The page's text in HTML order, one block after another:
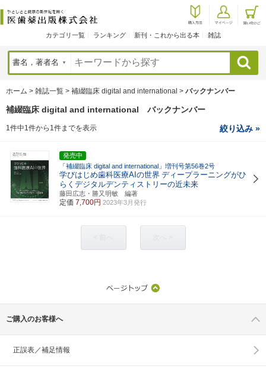
カテゴリ一覧 ランキング 新刊・これから出る本 雑誌
検索
ホーム > 雑誌一覧 > 補綴臨床 digital and international > バックナンバー
補綴臨床 digital and international バックナンバー
1件中1件から1件までを表示 絞り込み »
発売中
「補綴臨床 digital and international」増刊号第56巻2号
学びはじめ歯科医療AIの世界 ディープラーニングがひ
らくデジタルデンティストリーの近未来
藤田広志・勝又明敏 編著
定価 7,700円 2023年3月発行
ご購入のお客様へ
正誤表／補足情報